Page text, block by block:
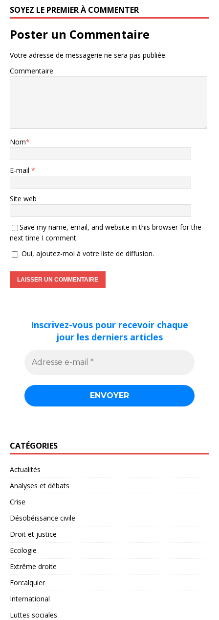
SOYEZ LE PREMIER À COMMENTER
Poster un Commentaire
Votre adresse de messagerie ne sera pas publiée.
Commentaire
Nom*
E-mail *
Site web
Save my name, email, and website in this browser for the
next time I comment.
Oui, ajoutez-moi à votre liste de diffusion.
Inscrivez-vous pour recevoir chaque
jour les derniers articles
CATÉGORIES
Actualités
Analyses et débats
Crise
Désobéissance civile
Droit et justice
Ecologie
Extrême droite
Forcalquier
International
Luttes sociales